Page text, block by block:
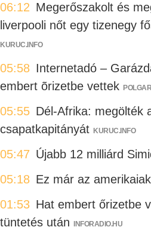
06:12 Megerőszakolt és
liverpooli nőt egy tizenegy
KURUC.INFO
05:58 Internetadó –
embert õrizetbe vettek
05:55 Dél-Afrika: megölték
csapatkapitányát KURUC.INFO
05:47 Újabb 12 milliárd
05:18 Ez már az
01:53 Hat embert őrizetbe
tüntetés után
INFORADIO.HU